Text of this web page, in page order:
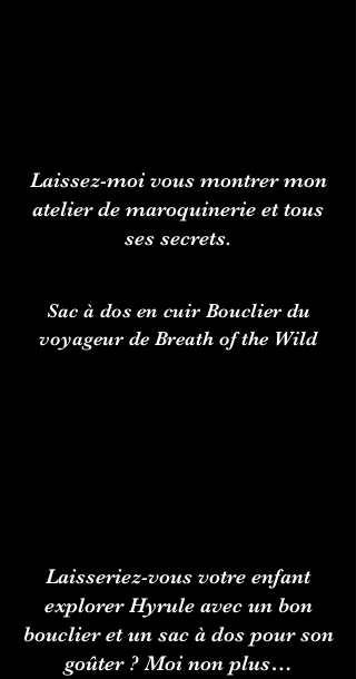
Laissez-moi vous montrer mon
atelier de maroquinerie et tous
ses secrets.
Sac à dos en cuir Bouclier du
voyageur de Breath of the Wild
Laisseriez-vous votre enfant
explorer Hyrule avec un bon
bouclier et un sac à dos pour son
goûter ? Moi non plus…